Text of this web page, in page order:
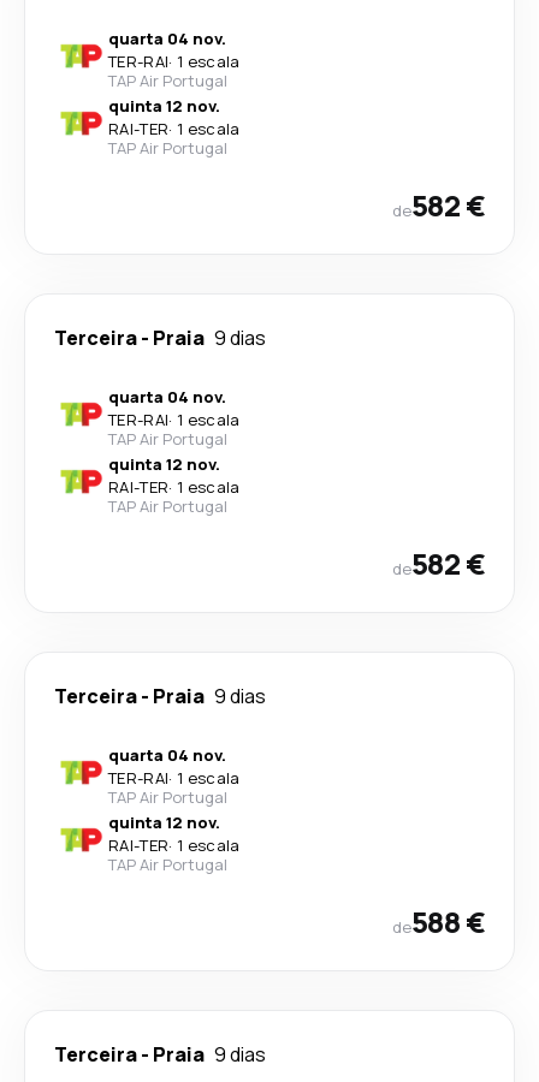
quarta 04 nov.
TER-RAI· 1 escala
TAP Air Portugal
quinta 12 nov.
RAI-TER· 1 escala
TAP Air Portugal
de582 €
Terceira- Praia 9 dias
quarta 04 nov.
TER-RAI· 1 escala
TAP Air Portugal
quinta 12 nov.
RAI-TER· 1 escala
TAP Air Portugal
de582 €
Terceira- Praia 9 dias
quarta 04 nov.
TER-RAI· 1 escala
TAP Air Portugal
quinta 12 nov.
RAI-TER· 1 escala
TAP Air Portugal
de588 €
Terceira- Praia 9 dias